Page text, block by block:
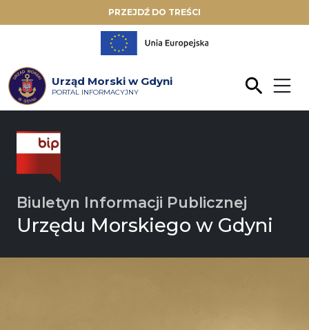
PRZEJDŹ DO TREŚCI
Urząd Morski w Gdyni
PORTAL INFORMACYJNY
Biuletyn Informacji Publicznej
Urzędu Morskiego w Gdyni